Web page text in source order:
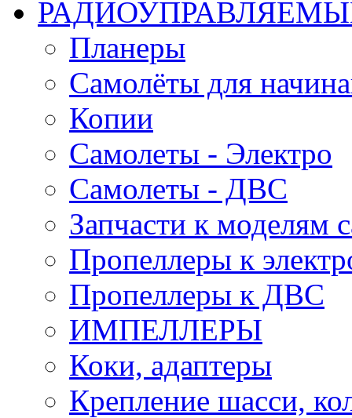
Планеры
Самолёты для
Копии
Самолеты - Электро
Самолеты - ДВС
Запчасти к моделям
Пропеллеры к
Пропеллеры к ДВС
ИМПЕЛЛЕРЫ
Коки, адаптеры
Крепление шасси,